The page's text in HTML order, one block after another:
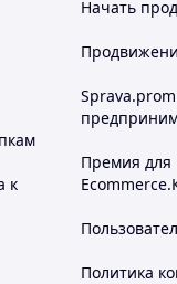
к
Начать
Премия для
Политика